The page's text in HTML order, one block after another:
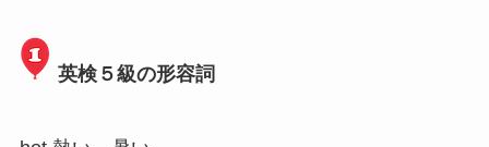
英検５級の形容詞